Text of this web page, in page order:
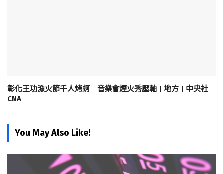
彰化王功漁火節千人烤蚵 音樂會煙火秀壓軸 | 地方 | 中央社
CNA
You May Also Like!